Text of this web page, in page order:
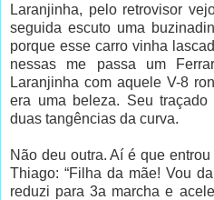
Laranjinha, pelo retrovisor
seguida escuto uma
porque esse carro vinha
nessas me passa um
Laranjinha com aquele V-8
era uma beleza. Seu
duas tangências da curva.
Não deu outra. Aí é que
Thiago: “Filha da mãe! Vou
reduzi para 3a marcha e